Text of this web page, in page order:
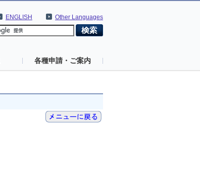
Other Languages
ENGLISH
各種申請・ご案内